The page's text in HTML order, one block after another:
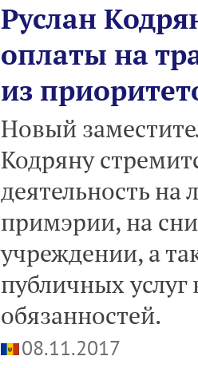
Руслан
оплаты на
из
Новый
Кодряну
деятельность
примэрии, на
учреждении, а
публичных услуг
обязанностей.
08.11.2017